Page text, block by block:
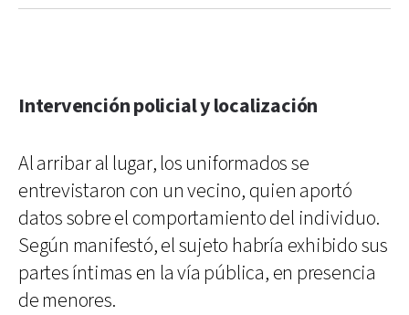
Intervención policial y localización
Al arribar al lugar, los uniformados se
entrevistaron con un vecino, quien aportó
datos sobre el comportamiento del individuo.
Según manifestó, el sujeto habría exhibido sus
partes íntimas en la vía pública, en presencia
de menores.